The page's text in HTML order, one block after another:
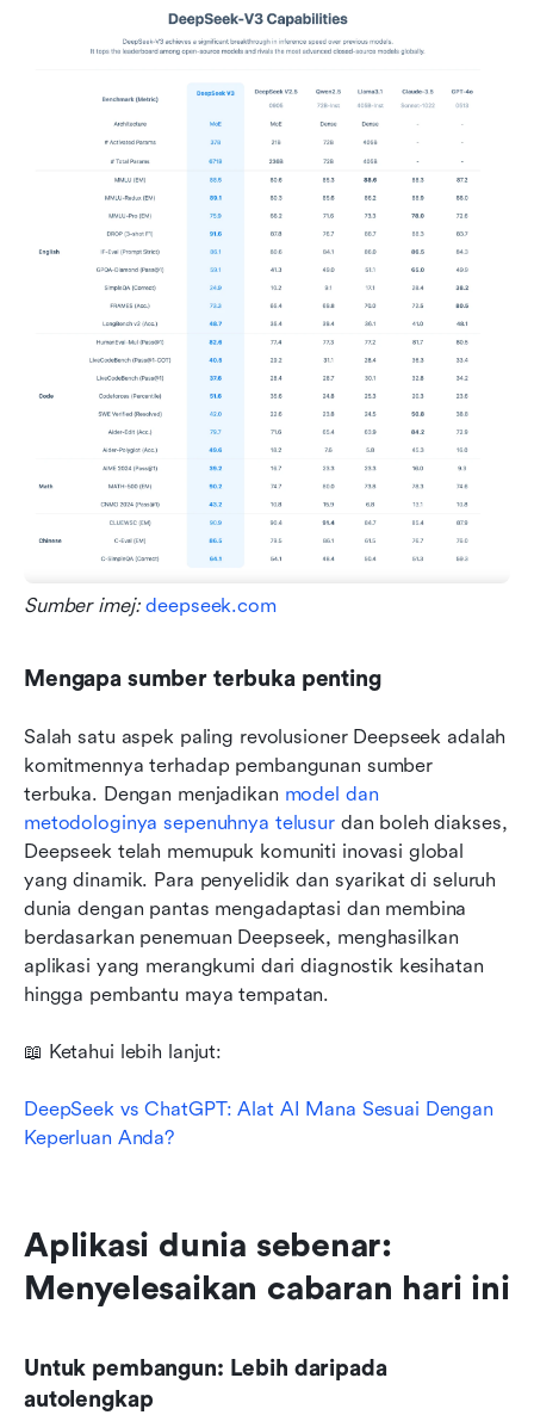
Sumber imej: deepseek.com
Mengapa sumber terbuka penting
Salah satu aspek paling revolusioner Deepseek adalah
komitmennya terhadap pembangunan sumber
terbuka. Dengan menjadikan model dan
metodologinya sepenuhnya telusur dan boleh diakses,
Deepseek telah memupuk komuniti inovasi global
yang dinamik. Para penyelidik dan syarikat di seluruh
dunia dengan pantas mengadaptasi dan membina
berdasarkan penemuan Deepseek, menghasilkan
aplikasi yang merangkumi dari diagnostik kesihatan
hingga pembantu maya tempatan.
📖 Ketahui lebih lanjut:
DeepSeek vs ChatGPT: Alat AI Mana Sesuai Dengan
Keperluan Anda?
Aplikasi dunia sebenar:
Menyelesaikan cabaran hari ini
Untuk pembangun: Lebih daripada
autolengkap